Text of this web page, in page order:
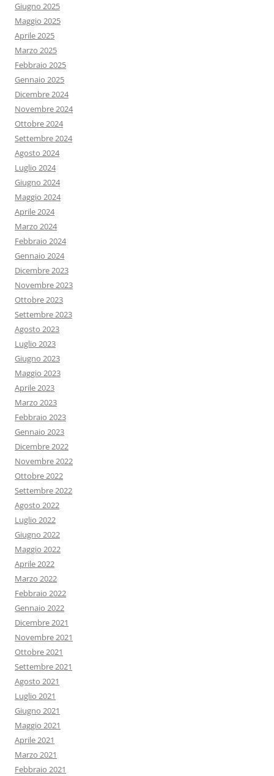
Giugno 2025
Maggio 2025
Aprile 2025
Marzo 2025
Febbraio 2025
Gennaio 2025
Dicembre 2024
Novembre 2024
Ottobre 2024
Settembre 2024
Agosto 2024
Luglio 2024
Giugno 2024
Maggio 2024
Aprile 2024
Marzo 2024
Febbraio 2024
Gennaio 2024
Dicembre 2023
Novembre 2023
Ottobre 2023
Settembre 2023
Agosto 2023
Luglio 2023
Giugno 2023
Maggio 2023
Aprile 2023
Marzo 2023
Febbraio 2023
Gennaio 2023
Dicembre 2022
Novembre 2022
Ottobre 2022
Settembre 2022
Agosto 2022
Luglio 2022
Giugno 2022
Maggio 2022
Aprile 2022
Marzo 2022
Febbraio 2022
Gennaio 2022
Dicembre 2021
Novembre 2021
Ottobre 2021
Settembre 2021
Agosto 2021
Luglio 2021
Giugno 2021
Maggio 2021
Aprile 2021
Marzo 2021
Febbraio 2021